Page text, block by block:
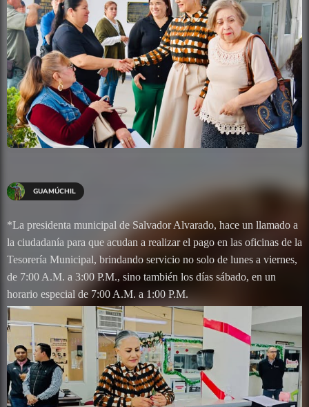
GUAMÚCHIL
*La presidenta municipal de Salvador Alvarado, hace un llamado a
la ciudadanía para que acudan a realizar el pago en las oficinas de la
Tesorería Municipal, brindando servicio no solo de lunes a viernes,
de 7:00 A.M. a 3:00 P.M., sino también los días sábado, en un
horario especial de 7:00 A.M. a 1:00 P.M.